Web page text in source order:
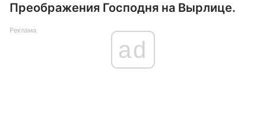
Преображения Господня на Вырлице.
Реклама
ad